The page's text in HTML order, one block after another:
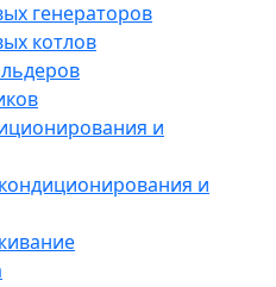
генераторов
котлов
и
и